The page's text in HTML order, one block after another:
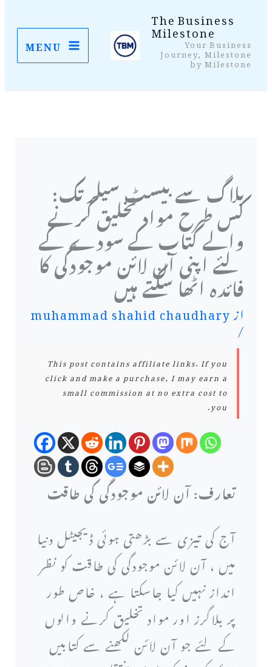
جائیں۔
The Business
MilestoneYour Business
Journey, Milestone
by Milestone
MENU
بلاگ سے بیسٹ سیلر تک:
کس طرح مواد تخلیق کرنے
والے کتاب کے سودے کے
لئے اپنی آن لائن موجودگی کا
فائدہ اٹھا سکتے ہیں
ازmuhammad shahid chaudhary
/
This post contains affiliate links. If you
click and make a purchase, I may earn a
small commission at no extra cost to
you.
تعارف: آن لائن موجودگی کی طاقت
آج کی تیزی سے بڑھتی ہوئی ڈیجیٹل دنیا
میں ، آن لائن موجودگی کی طاقت کو نظر
انداز نہیں کیا جاسکتا ہے ، خاص طور
پر بلاگرز اور مواد تخلیق کرنے والوں
کے لئے جو آن لائن لکھنے سے کتابیں